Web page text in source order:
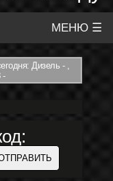
МЕНЮ ☰
Дизель - ,
-